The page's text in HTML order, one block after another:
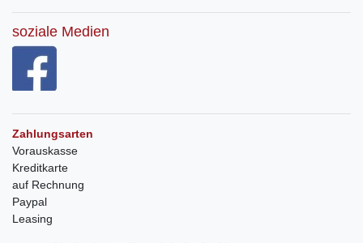
soziale Medien
Zahlungsarten
Vorauskasse
Kreditkarte
auf Rechnung
Paypal
Leasing